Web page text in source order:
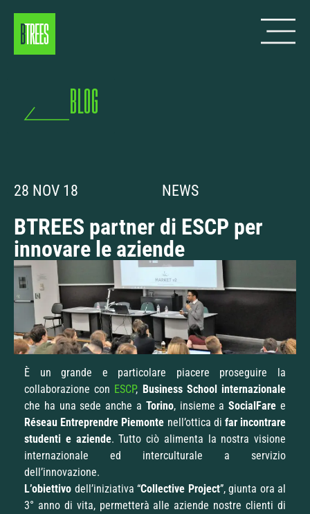
blog
28 NOV 18 NEWS
BTREES partner di ESCP per
innovare le aziende
È un grande e particolare piacere proseguire la
collaborazione con ESCP, Business School internazionale
che ha una sede anche a Torino, insieme aSocialFare e
Réseau Entreprendre Piemonte nell’ottica di far incontrare
studenti e aziende. Tutto ciò alimenta la nostra visione
internazionale ed interculturale a servizio
dell’innovazione.
L’obiettivo dell’iniziativa “Collective Project”, giunta ora al
3° anno di vita, permetterà alle aziende nostre clienti di